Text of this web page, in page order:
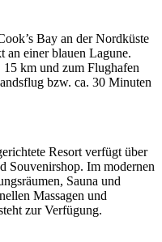
Bay an der Nordküste
an einer blauen Lagune.
km und zum Flughafen
bzw. ca. 30 Minuten
Resort verfügt über
Souvenirshop. Im modernen
Sauna und
Massagen und
zur Verfügung.